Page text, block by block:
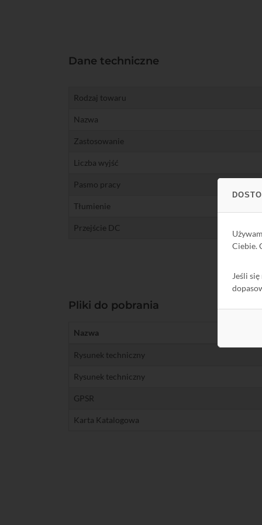
Ciebie.
Jeśli
Dane techniczne
Rodzaj towaru
Nazwa
Zastosowanie
Liczba wyjść
Pasmo pracy
Tłumienie
Przejście DC
Pliki do pobrania
Nazwa
Rysunek techniczny
Rysunek techniczny
GPSR
Karta Katalogowa